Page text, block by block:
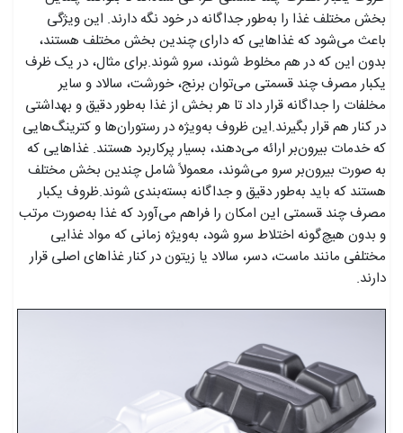
بخش مختلف غذا را به‌طور جداگانه در خود نگه دارند. این ویژگی
باعث می‌شود که غذاهایی که دارای چندین بخش مختلف هستند،
بدون این که در هم مخلوط شوند، سرو شوند.برای مثال، در یک ظرف
یکبار مصرف چند قسمتی می‌توان برنج، خورشت، سالاد و سایر
مخلفات را جداگانه قرار داد تا هر بخش از غذا به‌طور دقیق و بهداشتی
در کنار هم قرار بگیرند.این ظروف به‌ویژه در رستوران‌ها و کترینگ‌هایی
که خدمات بیرون‌بر ارائه می‌دهند، بسیار پرکاربرد هستند. غذاهایی که
به صورت بیرون‌بر سرو می‌شوند، معمولاً شامل چندین بخش مختلف
هستند که باید به‌طور دقیق و جداگانه بسته‌بندی شوند.ظروف یکبار
مصرف چند قسمتی این امکان را فراهم می‌آورد که غذا به‌صورت مرتب
و بدون هیچ‌گونه اختلاط سرو شود، به‌ویژه زمانی که مواد غذایی
مختلفی مانند ماست، دسر، سالاد یا زیتون در کنار غذاهای اصلی قرار
دارند.